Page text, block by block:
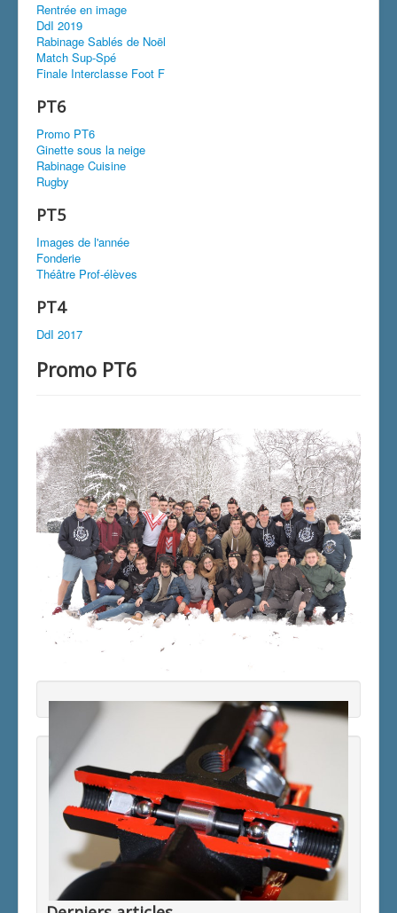
Rentrée en image
DdI 2019
Rabinage Sablés de Noël
Match Sup-Spé
Finale Interclasse Foot F
PT6
Promo PT6
Ginette sous la neige
Rabinage Cuisine
Rugby
PT5
Images de l'année
Fonderie
Théâtre Prof-élèves
PT4
DdI 2017
Promo PT6